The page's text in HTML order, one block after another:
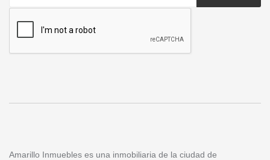
Amarillo Inmuebles es una inmobiliaria de la ciudad de